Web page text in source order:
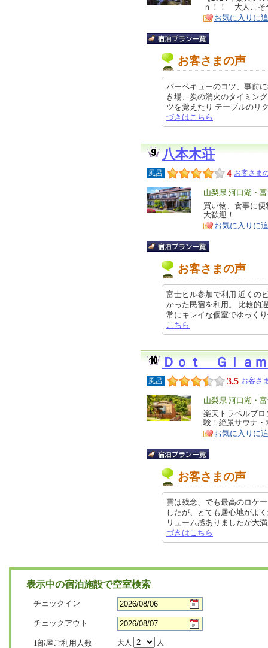
ア
徴
ｎ！！ 大人こそ
お気に入りに
お客さまの声
バーベキューのコツ、事前
き場、炭の消火のタイミン
ツを覚えたり テーブルの
づきはこちら
八本木荘
風呂 4 お客さま
エ
リ
ア
山梨県 河口湖・
特
徴
買い物、食事に
大歓迎！
お気に入りに
お客さまの声
富士ヒル参加で利用 近くの
かった民宿を利用。 比較的
常にキレイな個室でゆっく
こちら
Ｄｏｔ Ｇｌａ
風呂 3.5 お客さ
エ
リ
ア
山梨県 河口湖・
特
徴
楽天トラベルブ
験！絶景サウナ
お気に入りに
お客さまの声
雲は残念、でも最高のロケ
したが、とても居心地がよ
リューム感ありましたが大
づきはこちら
表示中の宿泊施設で空室検索
チェックイン
チェックアウト
1部屋ご利用人数 大人
人